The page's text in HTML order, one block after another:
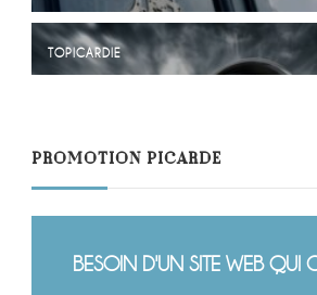
TOPICARDIE
PROMOTION PICARDE
BESOIN D'UN SITE WEB QUI